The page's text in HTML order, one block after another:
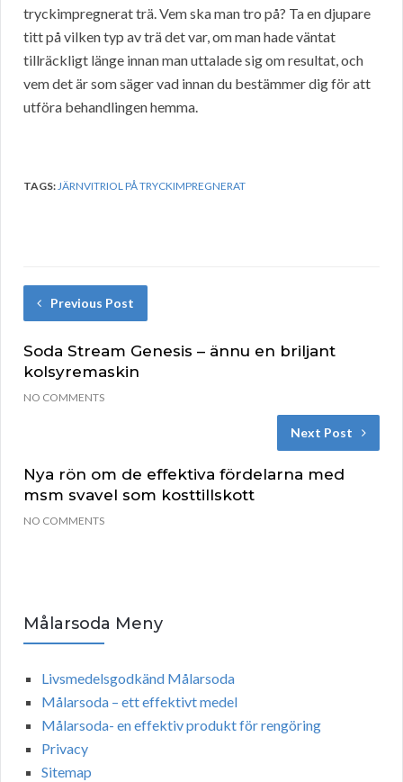
tryckimpregnerat trä. Vem ska man tro på? Ta en djupare
titt på vilken typ av trä det var, om man hade väntat
tillräckligt länge innan man uttalade sig om resultat, och
vem det är som säger vad innan du bestämmer dig för att
utföra behandlingen hemma.
TAGS:JÄRNVITRIOL PÅ TRYCKIMPREGNERAT
Previous Post
Soda Stream Genesis – ännu en briljant
kolsyremaskin
NO COMMENTS
Next Post
Nya rön om de effektiva fördelarna med
msm svavel som kosttillskott
NO COMMENTS
Målarsoda Meny
Livsmedelsgodkänd Målarsoda
Målarsoda – ett effektivt medel
Målarsoda- en effektiv produkt för rengöring
Privacy
Sitemap